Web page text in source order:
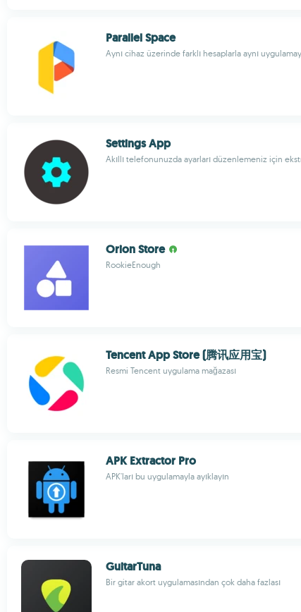
Parallel Space
Aynı cihaz üzerinde farklı hesaplarla aynı
Settings App
Akıllı telefonunuzda ayarları düzenlemeniz için
Orion Store
RookieEnough
Tencent App Store (腾讯应用宝)
Resmi Tencent uygulama mağazası
APK Extractor Pro
APK'ları bu uygulamayla ayıklayın
GuitarTuna
Bir gitar akort uygulamasından çok daha fazlası